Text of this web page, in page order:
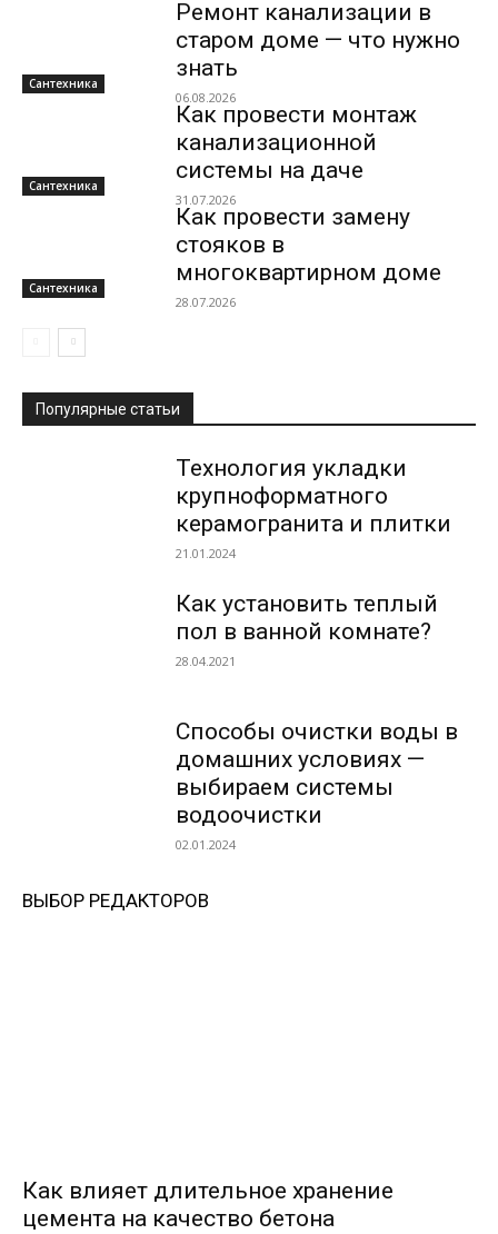
Сантехника
Ремонт канализации в
старом доме — что нужно
знать
06.08.2026
Сантехника
Как провести монтаж
канализационной
системы на даче
31.07.2026
Сантехника
Как провести замену
стояков в
многоквартирном доме
28.07.2026
Популярные статьи
Технология укладки
крупноформатного
керамогранита и плитки
21.01.2024
Как установить теплый
пол в ванной комнате?
28.04.2021
Способы очистки воды в
домашних условиях —
выбираем системы
водоочистки
02.01.2024
ВЫБОР РЕДАКТОРОВ
Как влияет длительное хранение
цемента на качество бетона